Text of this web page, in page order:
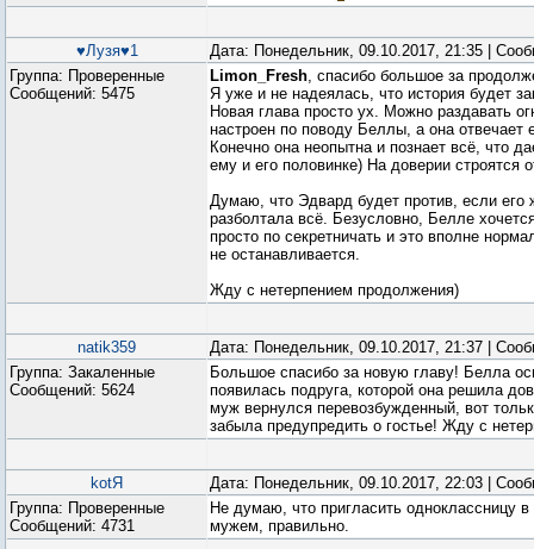
♥Лузя♥1
Дата: Понедельник, 09.10.2017, 21:35 |
Группа: Проверенные
Сообщений: 5475
Limon_Fresh, спасибо большое за
Я уже и не надеялась, что история будет
Новая глава просто ух. Можно раздавать
настроен по поводу Беллы, а она отвечает
Конечно она неопытна и познает всё, что
ему и его половинке) На доверии строятся
Думаю, что Эдвард будет против, если его
разболтала всё. Безусловно, Белле
просто по секретничать и это вполне
не останавливается.
Жду с нетерпением продолжения)
natik359
Дата: Понедельник, 09.10.2017, 21:37 |
Группа: Закаленные
Сообщений: 5624
Большое спасибо за новую главу! Белла
появилась подруга, которой она решила
муж вернулся перевозбужденный, вот
забыла предупредить о гостье! Жду с
kotЯ
Дата: Понедельник, 09.10.2017, 22:03 |
Группа: Проверенные
Сообщений: 4731
Не думаю, что пригласить одноклассницу
мужем, правильно.